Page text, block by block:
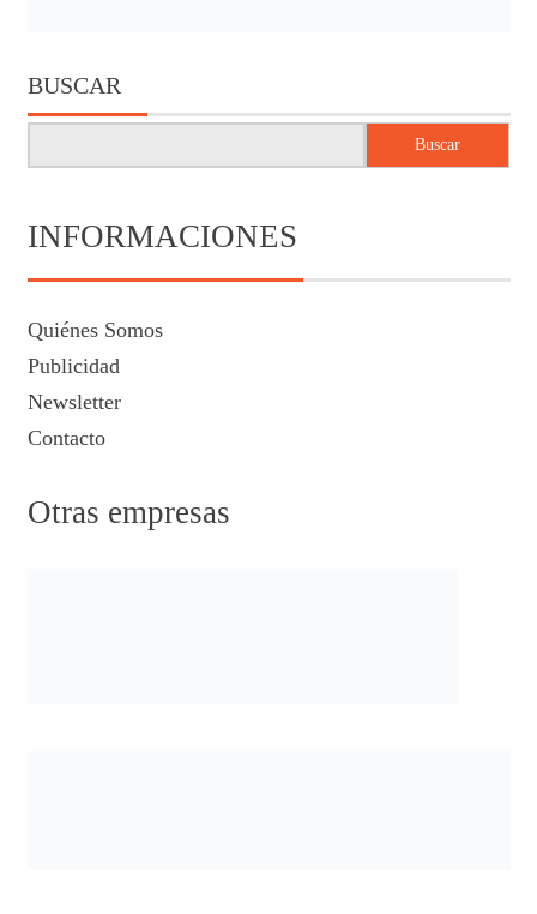
BUSCAR
Buscar
INFORMACIONES
Quiénes Somos
Publicidad
Newsletter
Contacto
Otras empresas